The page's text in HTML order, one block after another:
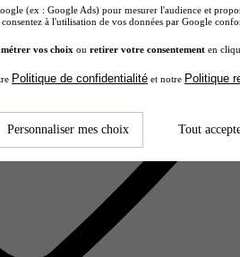
(ex : Google Ads) pour mesurer l'audience et
consentez à l'utilisation de vos données par Google
vos choix ou retirer votre consentement en
Politique de confidentialité et notre Politique
Personnaliser mes choix Tout